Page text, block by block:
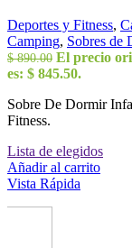
Deportes y Fitness,
Camping, Sobres de
$890.00 El precio
es: $ 845.50.
Sobre De Dormir
Fitness.
Lista de elegidos
Añadir al carrito
Vista Rápida